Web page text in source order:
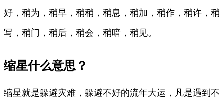
好，稍为，稍早，稍稍，稍息，稍加，稍作，稍许，稍
写，稍门，稍后，稍会，稍暗，稍见。
缩星什么意思？
缩星就是躲避灾难，躲避不好的流年大运，凡是遇到不